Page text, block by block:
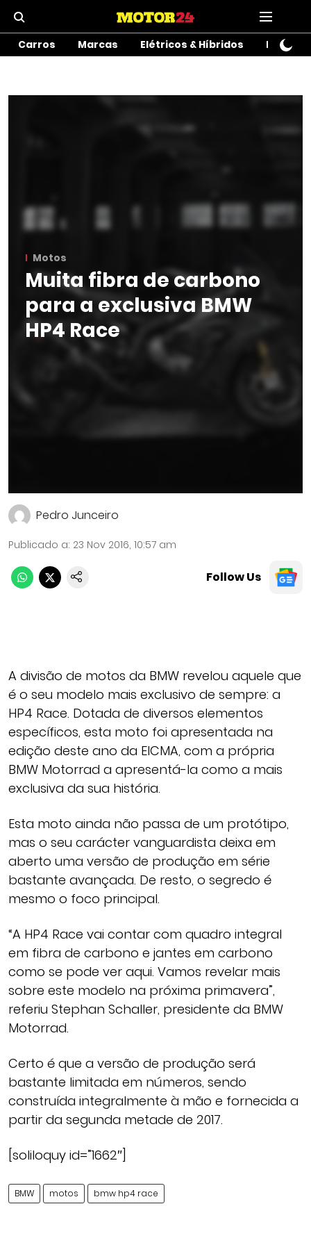
Carros Marcas Elétricos & Híbridos Motos
Motos
Muita fibra de carbono
para a exclusiva BMW
HP4 Race
Pedro Junceiro
Publicado a: 23 Nov 2016, 10:57 am
Follow Us
A divisão de motos da BMW revelou aquele que
é o seu modelo mais exclusivo de sempre: a
HP4 Race. Dotada de diversos elementos
específicos, esta moto foi apresentada na
edição deste ano da EICMA, com a própria
BMW Motorrad a apresentá-la como a mais
exclusiva da sua história.
Esta moto ainda não passa de um protótipo,
mas o seu carácter vanguardista deixa em
aberto uma versão de produção em série
bastante avançada. De resto, o segredo é
mesmo o foco principal.
“A HP4 Race vai contar com quadro integral
em fibra de carbono e jantes em carbono
como se pode ver aqui. Vamos revelar mais
sobre este modelo na próxima primavera”,
referiu Stephan Schaller, presidente da BMW
Motorrad.
Certo é que a versão de produção será
bastante limitada em números, sendo
construída integralmente à mão e fornecida a
partir da segunda metade de 2017.
[soliloquy id=”1662″]
BMW motos bmw hp4 race